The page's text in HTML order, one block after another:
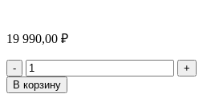
19 990,00 ₽
- Количество
+
В корзину